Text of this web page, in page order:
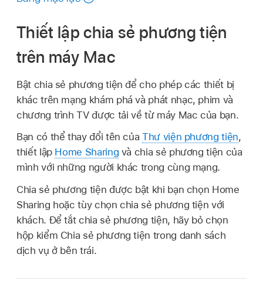
này
Thiết lập chia sẻ phương tiện
trên máy Mac
Bật chia sẻ phương tiện để cho phép các thiết bị
khác trên mạng khám phá và phát nhạc, phim và
chương trình TV được tải về từ máy Mac của bạn.
Bạn có thể thay đổi tên củaThư viện phương tiện,
thiết lập Home Sharing và chia sẻ phương tiện của
mình với những người khác trong cùng mạng.
Chia sẻ phương tiện được bật khi bạn chọn Home
Sharing hoặc tùy chọn chia sẻ phương tiện với
khách. Để tắt chia sẻ phương tiện, hãy bỏ chọn
hộp kiểm Chia sẻ phương tiện trong danh sách
dịch vụ ở bên trái.